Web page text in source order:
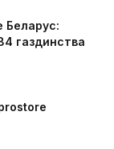
Беларус:
газдинства